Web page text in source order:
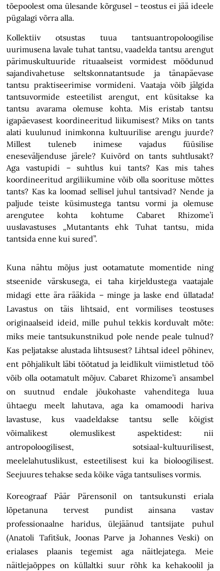
tõepoolest oma ülesande kõrgusel – teostus ei jää ideele
pügalagi võrra alla.
Kollektiiv otsustas tuua tantsuantropoloogilise
uurimusena lavale tuhat tantsu, vaadelda tantsu arengut
pärimuskultuuride rituaalseist vormidest möödunud
sajandivahetuse seltskonnatantsude ja tänapäevase
tantsu praktiseerimise vormideni. Vaataja võib jälgida
tantsuvormide esteetilist arengut, ent küsitakse ka
tantsu avarama olemuse kohta. Mis eristab tantsu
igapäevasest koordineeritud liikumisest? Miks on tants
alati kuulunud inimkonna kultuurilise arengu juurde?
Millest tuleneb inimese vajadus füüsilise
eneseväljenduse järele? Kuivõrd on tants suhtlusakt?
Aga vastupidi – suhtlus kui tants? Kas mis tahes
koordineeritud argiliikumine võib olla soorituse mõttes
tants? Kas ka loomad sellisel juhul tantsivad? Nende ja
paljude teiste küsimustega tantsu vormi ja olemuse
arengutee kohta kohtume Cabaret Rhizome’i
uuslavastuses „Mutantants ehk Tuhat tantsu, mida
tantsida enne kui sured”.
Kuna nähtu mõjus just ootamatute momentide ning
stseenide värskusega, ei taha kirjeldustega vaatajale
midagi ette ära rääkida – minge ja laske end üllatada!
Lavastus on täis lihtsaid, ent vormilises teostuses
originaalseid ideid, mille puhul tekkis korduvalt mõte:
miks meie tantsukunstnikud pole nende peale tulnud?
Kas peljatakse alustada lihtsusest? Lihtsal ideel põhinev,
ent põhjalikult läbi töötatud ja leidlikult viimistletud töö
võib olla ootamatult mõjuv. Cabaret Rhizome’i ansambel
on suutnud endale jõukohaste vahenditega luua
ühtaegu meelt lahutava, aga ka omamoodi hariva
lavastuse, kus vaadeldakse tantsu selle kõigist
võimalikest olemuslikest aspektidest: nii
antropoloogilisest, sotsiaal-kultuurilisest,
meelelahutuslikust, esteetilisest kui ka bioloogilisest.
Seejuures tehakse seda kõike väga tantsulises vormis.
Koreograaf Päär Pärensonil on tantsukunsti eriala
lõpetanuna tervest pundist ainsana vastav
professionaalne haridus, ülejäänud tantsijate puhul
(Anatoli Tafitšuk, Joonas Parve ja Johannes Veski) on
erialases plaanis tegemist aga näitlejatega. Meie
näitlejaõppes on küllaltki suur rõhk ka kehakoolil ja